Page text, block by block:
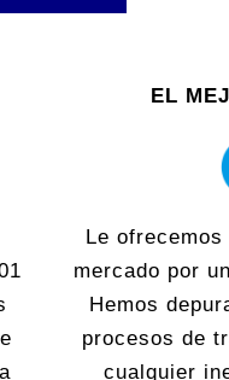
EL
Le
mercado por
Hemos
procesos de
cualquier